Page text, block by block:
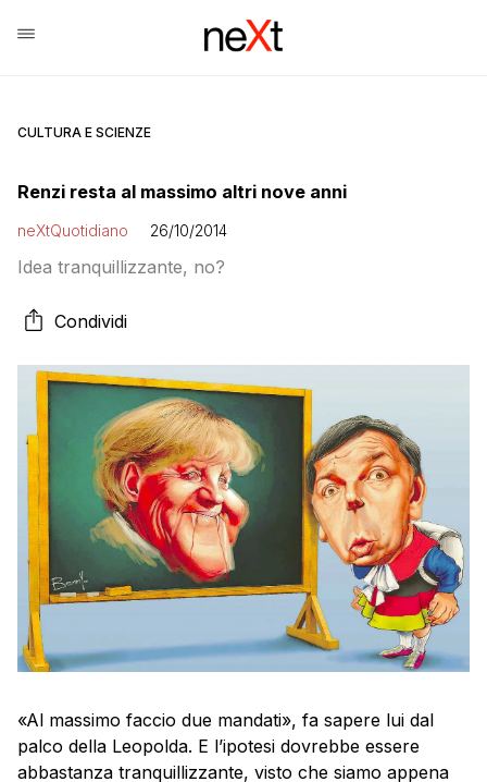
CULTURA E SCIENZE
Renzi resta al massimo altri nove anni
neXtQuotidiano 26/10/2014
Idea tranquillizzante, no?
Condividi
«Al massimo faccio due mandati», fa sapere lui dal
palco della Leopolda. E l’ipotesi dovrebbe essere
abbastanza tranquillizzante, visto che siamo appena